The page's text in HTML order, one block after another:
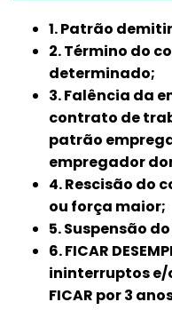
1. Patrão
2. Término do
determinado;
3. Falência da
contrato de
patrão
empregador
4. Rescisão do
ou força maior;
5. Suspensão
6. FICAR
ininterruptos e/
FICAR por 3